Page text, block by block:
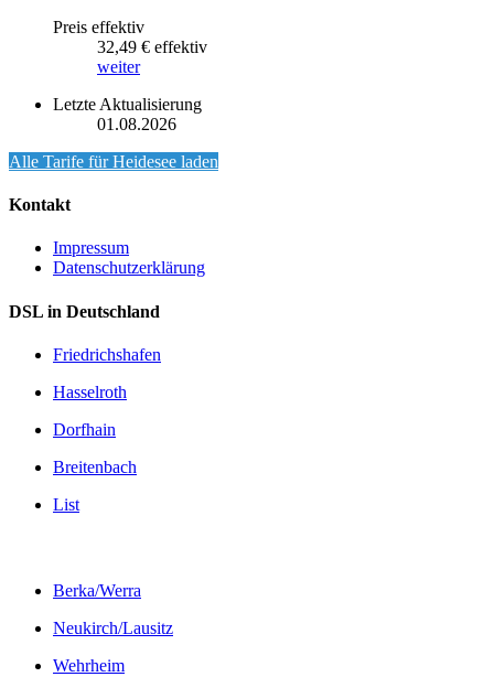
Preis effektiv
32,49 € effektiv
weiter
Letzte Aktualisierung
01.08.2026
Alle Tarife fürHeidesee laden
Kontakt
Impressum
Datenschutzerklärung
DSL in Deutschland
Friedrichshafen
Hasselroth
Dorfhain
Breitenbach
List
Berka/Werra
Neukirch/Lausitz
Wehrheim